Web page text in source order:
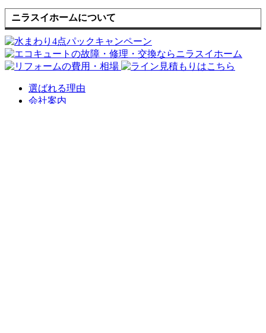
ニラスイホームについて
選ばれる理由
会社案内